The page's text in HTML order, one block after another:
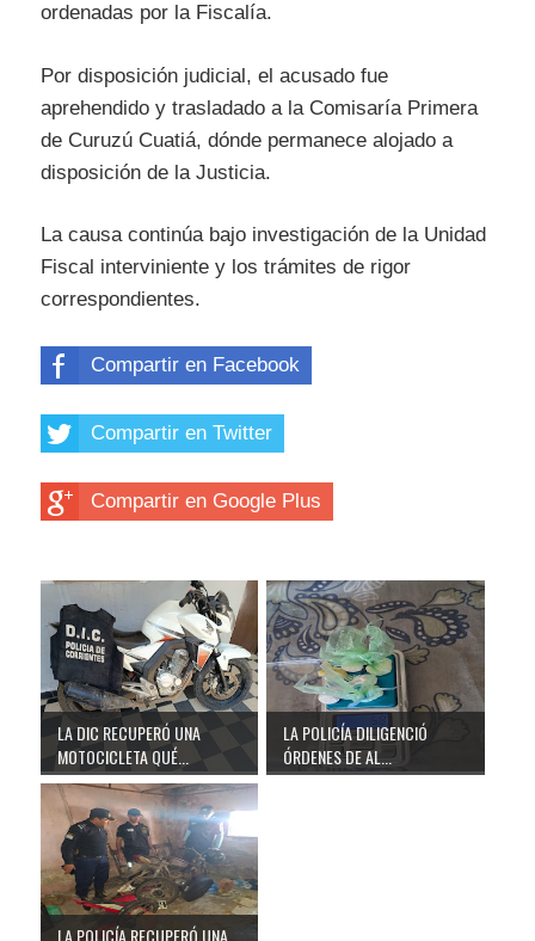
ordenadas por la Fiscalía.
Por disposición judicial, el acusado fue
aprehendido y trasladado a la Comisaría Primera
de Curuzú Cuatiá, dónde permanece alojado a
disposición de la Justicia.
La causa continúa bajo investigación de la Unidad
Fiscal interviniente y los trámites de rigor
correspondientes.
Compartir en Facebook
Compartir en Twitter
Compartir en Google Plus
LA DIC RECUPERÓ UNA
MOTOCICLETA QUÉ...
LA POLICÍA DILIGENCIÓ
ÓRDENES DE AL...
LA POLICÍA RECUPERÓ UNA